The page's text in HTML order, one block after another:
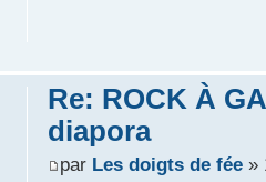
Re: ROCK À
diapora
par Les doigts de fée»